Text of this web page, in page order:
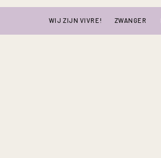
ZWANGER
WIJ ZIJN VIVRE!